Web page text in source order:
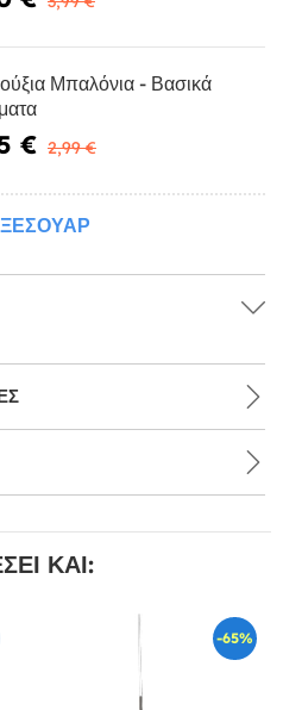
Μπαλόνια - Βασικά
€ 2,99 €
ΚΑΙ:
-65%